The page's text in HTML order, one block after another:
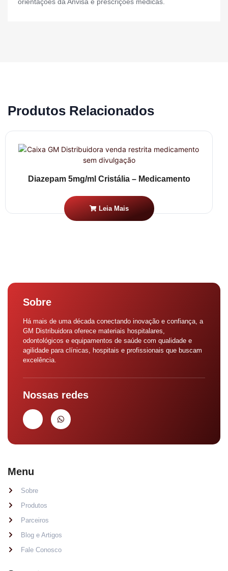
orientações da Anvisa e prescrições médicas.
Produtos Relacionados
Diazepam 5mg/ml Cristália – Medicamento
Leia Mais
Sobre
Há mais de uma década conectando inovação e confiança, a
GM Distribuidora oferece materiais hospitalares,
odontológicos e equipamentos de saúde com qualidade e
agilidade para clínicas, hospitais e profissionais que buscam
excelência.
Nossas redes
Menu
Sobre
Produtos
Parceiros
Blog e Artigos
Fale Conosco